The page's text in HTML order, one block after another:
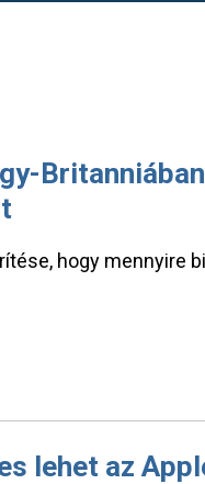
hogy mennyire
lehet az